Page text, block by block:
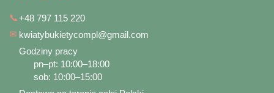
📞+48 797 115 220
✉ kwiatybukietycompl@gmail.com
Godziny pracy
pn–pt: 10:00–18:00
sob: 10:00–15:00